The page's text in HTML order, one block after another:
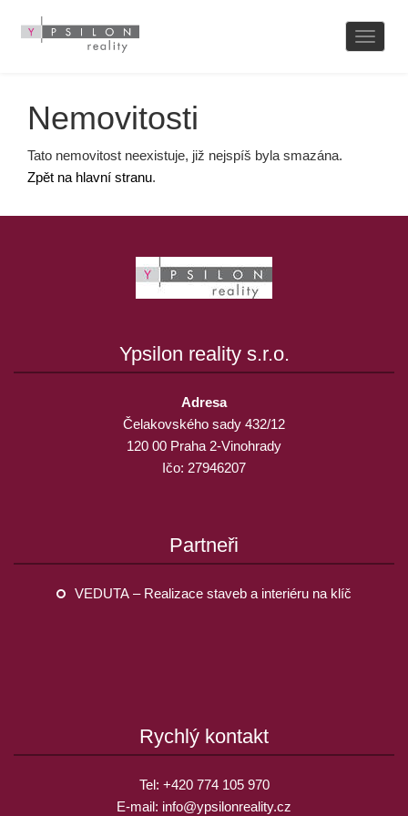
Nemovitosti
Tato nemovitost neexistuje, již nejspíš byla smazána.
Zpět na hlavní stranu.
Ypsilon reality s.r.o.
Adresa
Čelakovského sady 432/12
120 00 Praha 2-Vinohrady
Ičo: 27946207
Partneři
VEDUTA – Realizace staveb a interiéru na klíč
Rychlý kontakt
Tel: +420 774 105 970
E-mail: info@ypsilonreality.cz